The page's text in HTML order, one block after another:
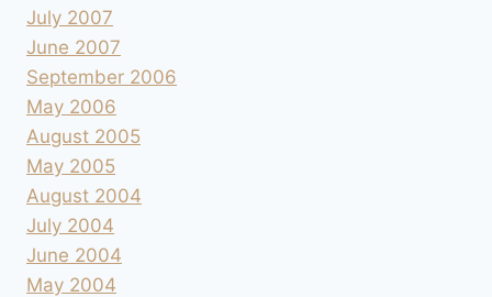
July 2007
June 2007
September 2006
May 2006
August 2005
May 2005
August 2004
July 2004
June 2004
May 2004